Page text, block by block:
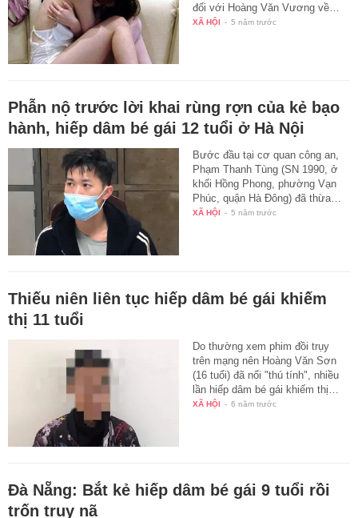
đối với Hoàng Văn Vương về…
XÃ HỘI - 5 năm trước
Phẫn nộ trước lời khai rùng rợn của kẻ bạo
hành, hiếp dâm bé gái 12 tuổi ở Hà Nội
Bước đầu tại cơ quan công an,
Phạm Thanh Tùng (SN 1990, ở
khối Hồng Phong, phường Vạn
Phúc, quận Hà Đông) đã thừa…
XÃ HỘI - 5 năm trước
Thiếu niên liên tục hiếp dâm bé gái khiếm
thị 11 tuổi
Do thường xem phim đồi trụy
trên mạng nên Hoàng Văn Sơn
(16 tuổi) đã nổi "thú tính", nhiều
lần hiếp dâm bé gái khiếm thị…
XÃ HỘI - 6 năm trước
Đà Nẵng: Bắt kẻ hiếp dâm bé gái 9 tuổi rồi
trốn truy nã